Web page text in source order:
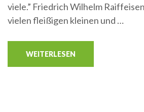
viele.” Friedrich Wilhelm
vielen fleißigen kleinen und …
WEITERLESEN